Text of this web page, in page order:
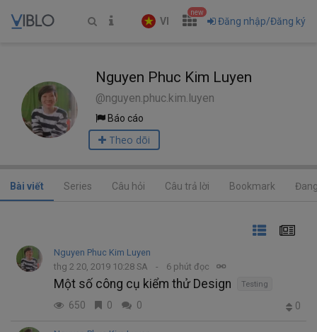
VI
new
Đăng nhập/Đăng ký
Nguyen Phuc Kim Luyen
@nguyen.phuc.kim.luyen
Báo cáo
Theo dõi
Bài viết Series Câu hỏi Câu trả lời Bookmark
Nguyen Phuc Kim Luyen
thg 2 20, 2019 10:28 SA
6 phút đọc
Một số công cụ kiểm thử Design Testing
650 0 0 0